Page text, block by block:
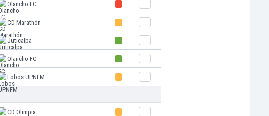
Olancho FC
CD Marathón
Juticalpa
Olancho FC
Lobos UPNFM
CD Olimpia